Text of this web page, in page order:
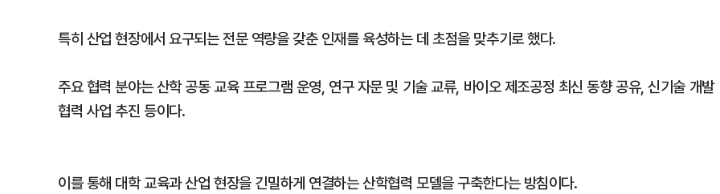
특히 산업 현장에서 요구되는 전문 역량을 갖춘 인재를 육성하는 데 초점을 맞추기로 했다.
주요 협력 분야는 산학 공동 교육 프로그램 운영, 연구 자문 및 기술 교류, 바이오 제조공정 최신 동향 공유, 신기술 개발
협력 사업 추진 등이다.
이를 통해 대학 교육과 산업 현장을 긴밀하게 연결하는 산학협력 모델을 구축한다는 방침이다.